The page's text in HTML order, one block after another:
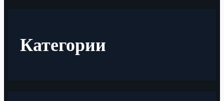
Категории